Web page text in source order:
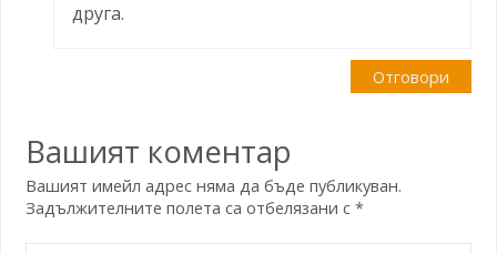
друга.
Отговори
Вашият коментар
Вашият имейл адрес няма да бъде публикуван.
Задължителните полета са отбелязани с*